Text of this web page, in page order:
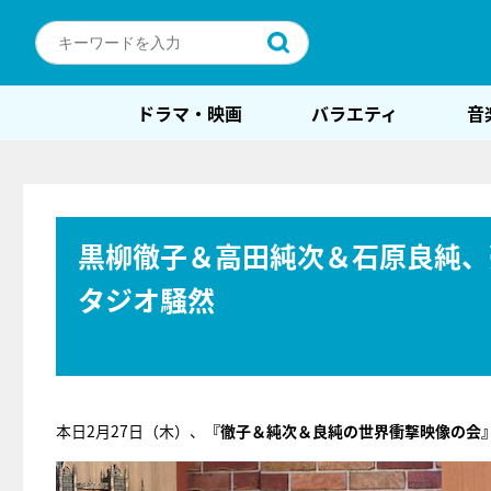
ドラマ・映画 バラエティ 音
黒柳徹子＆高田純次＆石原良純
タジオ騒然
本日2月27日（木）、 『徹子＆純次＆良純の世界衝撃映像の会